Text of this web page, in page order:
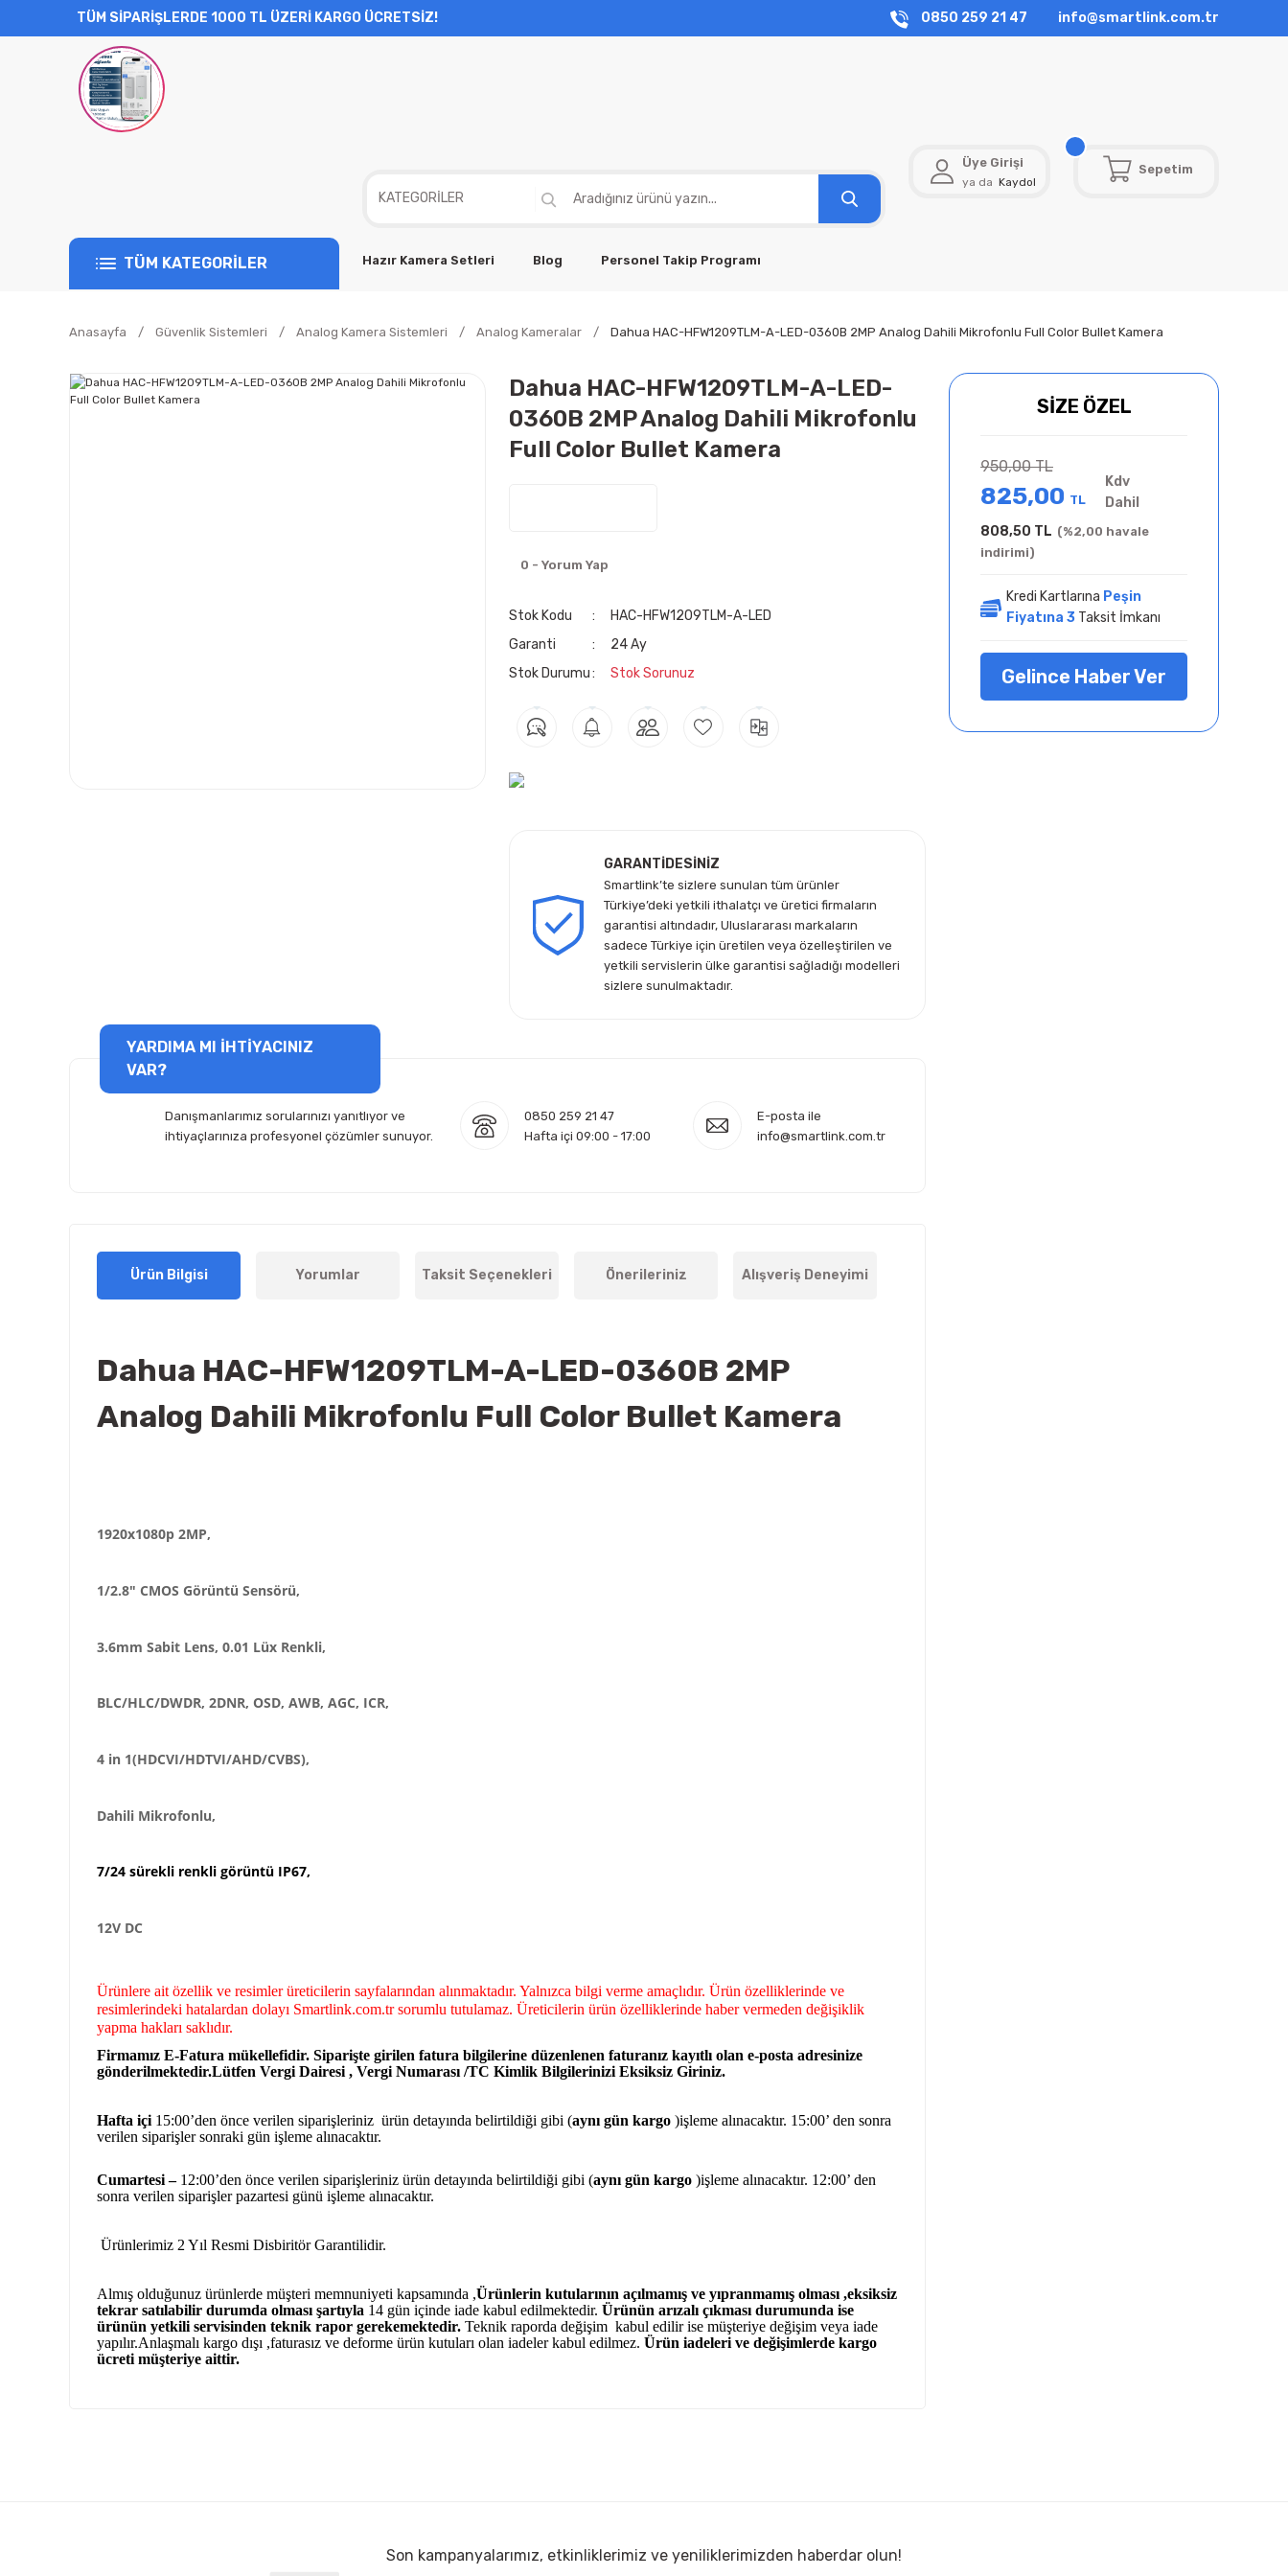
TÜM SİPARİŞLERDE 1000 TL ÜZERİ KARGO ÜCRETSİZ! 0850 259 21 47 info@smartlink.com.tr
TÜM KATEGORİLER Hazır Kamera Setleri Blog Personel Takip Programı
Üye Girişi
ya da Kaydol
Sepetim
Anasayfa Güvenlik Sistemleri Analog Kamera Sistemleri Analog Kameralar Dahua HAC-HFW1209TLM-A-LED-0360B 2MP Analog Dahili Mikrofonlu Full Color Bullet Kamera
Dahua HAC-HFW1209TLM-A-LED-
0360B 2MP Analog Dahili Mikrofonlu
Full Color Bullet Kamera
0 - Yorum Yap
Stok Kodu
HAC-HFW1209TLM-A-LED
Garanti
24 Ay
Stok Durumu
Stok Sorunuz
GARANTİDESİNİZ
Smartlink’te sizlere sunulan tüm ürünler
Türkiye’deki yetkili ithalatçı ve üretici firmaların
garantisi altındadır, Uluslararası markaların
sadece Türkiye için üretilen veya özelleştirilen ve
yetkili servislerin ülke garantisi sağladığı modelleri
sizlere sunulmaktadır.
YARDIMA MI İHTİYACINIZ
VAR?
Danışmanlarımız sorularınızı yanıtlıyor ve
ihtiyaçlarınıza profesyonel çözümler sunuyor.
0850 259 21 47
Hafta içi 09:00 - 17:00
E-posta ile
info@smartlink.com.tr
Ürün Bilgisi Yorumlar Taksit Seçenekleri Önerileriniz Alışveriş Deneyimi
Dahua HAC-HFW1209TLM-A-LED-0360B 2MP
Analog Dahili Mikrofonlu Full Color Bullet Kamera
1920x1080p 2MP,
1/2.8" CMOS Görüntü Sensörü,
3.6mm Sabit Lens, 0.01 Lüx Renkli,
BLC/HLC/DWDR, 2DNR, OSD, AWB, AGC, ICR,
4 in 1(HDCVI/HDTVI/AHD/CVBS),
Dahili Mikrofonlu,
7/24 sürekli renkli görüntü IP67,
12V DC
Ürünlere ait özellik ve resimler üreticilerin sayfalarından alınmaktadır. Yalnızca bilgi verme amaçlıdır. Ürün özelliklerinde ve
resimlerindeki hatalardan dolayı Smartlink.com.tr sorumlu tutulamaz. Üreticilerin ürün özelliklerinde haber vermeden değişiklik
yapma hakları saklıdır.
Firmamız E-Fatura mükellefidir. Siparişte girilen fatura bilgilerine düzenlenen faturanız kayıtlı olan e-posta adresinize
gönderilmektedir.Lütfen Vergi Dairesi , Vergi Numarası /TC Kimlik Bilgilerinizi Eksiksiz Giriniz.
Hafta içi 15:00’den önce verilen siparişleriniz ürün detayında belirtildiği gibi (aynı gün kargo )işleme alınacaktır. 15:00’ den sonra
verilen siparişler sonraki gün işleme alınacaktır.
Cumartesi – 12:00’den önce verilen siparişleriniz ürün detayında belirtildiği gibi (aynı gün kargo )işleme alınacaktır. 12:00’ den
sonra verilen siparişler pazartesi günü işleme alınacaktır.
Ürünlerimiz 2 Yıl Resmi Disbiritör Garantilidir.
Almış olduğunuz ürünlerde müşteri memnuniyeti kapsamında ,Ürünlerin kutularının açılmamış ve yıpranmamış olması ,eksiksiz
tekrar satılabilir durumda olması şartıyla 14 gün içinde iade kabul edilmektedir. Ürünün arızalı çıkması durumunda ise
ürünün yetkili servisinden teknik rapor gerekemektedir. Teknik raporda değişim kabul edilir ise müşteriye değişim veya iade
yapılır.Anlaşmalı kargo dışı ,faturasız ve deforme ürün kutuları olan iadeler kabul edilmez. Ürün iadeleri ve değişimlerde kargo
ücreti müşteriye aittir.
SİZE ÖZEL
950,00 TL
825,00 TL
Kdv
Dahil
808,50 TL (%2,00 havale
indirimi)
Kredi Kartlarına Peşin
Fiyatına 3 Taksit İmkanı
Gelince Haber Ver
Son kampanyalarımız, etkinliklerimiz ve yeniliklerimizden haberdar olun!